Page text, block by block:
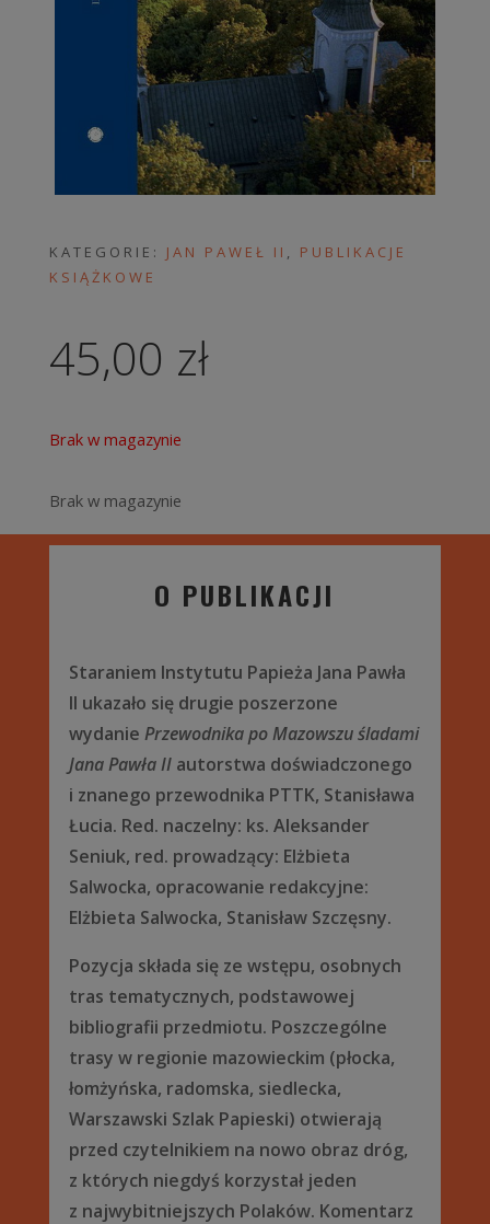
KATEGORIE: JAN PAWEŁ II , PUBLIKACJE
KSIĄŻKOWE
45,00 zł
Brak w magazynie
Brak w magazynie
O PUBLIKACJI
Staraniem Instytutu Papieża Jana Pawła
II ukazało się drugie poszerzone
wydanie Przewodnika po Mazowszu śladami
Jana Pawła IIautorstwa doświadczonego
i znanego przewodnika PTTK, Stanisława
Łucia. Red. naczelny: ks. Aleksander
Seniuk, red. prowadzący: Elżbieta
Salwocka, opracowanie redakcyjne:
Elżbieta Salwocka, Stanisław Szczęsny.
Pozycja składa się ze wstępu, osobnych
tras tematycznych, podstawowej
bibliografii przedmiotu. Poszczególne
trasy w regionie mazowieckim (płocka,
łomżyńska, radomska, siedlecka,
Warszawski Szlak Papieski) otwierają
przed czytelnikiem na nowo obraz dróg,
z których niegdyś korzystał jeden
z najwybitniejszych Polaków. Komentarz